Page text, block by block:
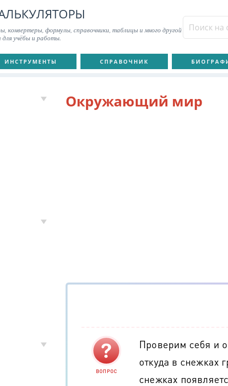
конвертеры, формулы, справочники, таблицы и много другой
для учёбы и работы.
ИНСТРУМЕНТЫ СПРАВОЧНИК
Окружающий мир
ВОПРОС
Проверим себя и
откуда в снежках
снежках